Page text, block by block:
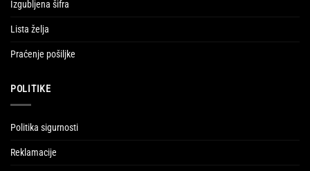
Izgubljena šifra
Lista želja
Praćenje pošiljke
POLITIKE
Politika sigurnosti
Reklamacije